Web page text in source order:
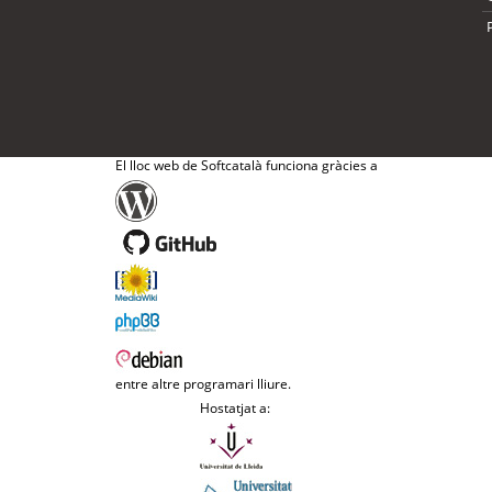
El lloc web de Softcatalà funciona gràcies a
entre altre programari lliure.
Hostatjat a: